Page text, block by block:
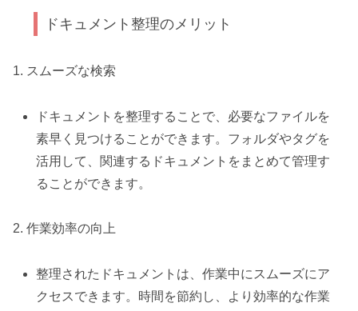
ドキュメント整理のメリット
1. スムーズな検索
ドキュメントを整理することで、必要なファイルを
素早く見つけることができます。フォルダやタグを
活用して、関連するドキュメントをまとめて管理す
ることができます。
2. 作業効率の向上
整理されたドキュメントは、作業中にスムーズにア
クセスできます。時間を節約し、より効率的な作業